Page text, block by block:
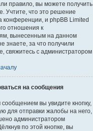
правило, вы можете получить
Учтите, что это решение
конференции, и phpBB Limited
отношения к
вынесенным на данном
знаете, за что получили
свяжитесь с администратором
на сообщения
вы увидите кнопку,
для отправки жалобы на него,
администратором
по этой кнопке, вы